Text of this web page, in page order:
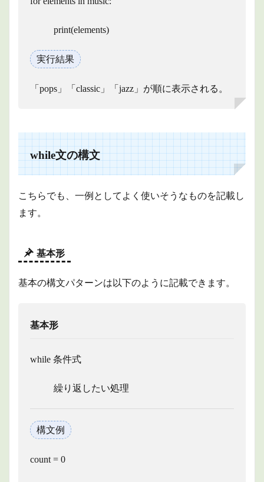
print(elements)
実行結果
「pops」「classic」「jazz」が順に表示される。
while文の構文
こちらでも、一例としてよく使いそうなものを記載し
ます。
基本形
基本の構文パターンは以下のように記載できます。
基本形
while 条件式
繰り返したい処理
構文例
count = 0